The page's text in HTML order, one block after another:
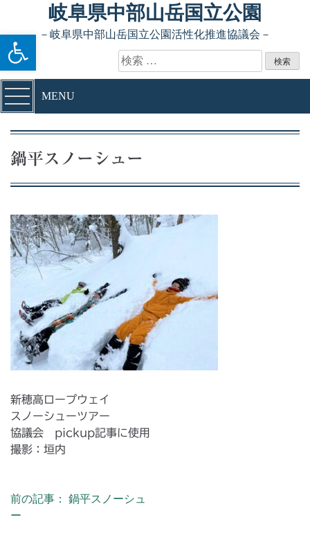
ツールバーを開く
Skip to content岐阜県中部山岳国立公園
－岐阜県中部山岳国立公園活性化推進協議会－
検索:
MENU
鍋平スノーシュー
新穂高ロープウェイ
スノーシューツアー
協議会 pickup記事に使用
撮影：垣内
投稿ナビゲーション
前の記事： 鍋平スノーシュ
ー